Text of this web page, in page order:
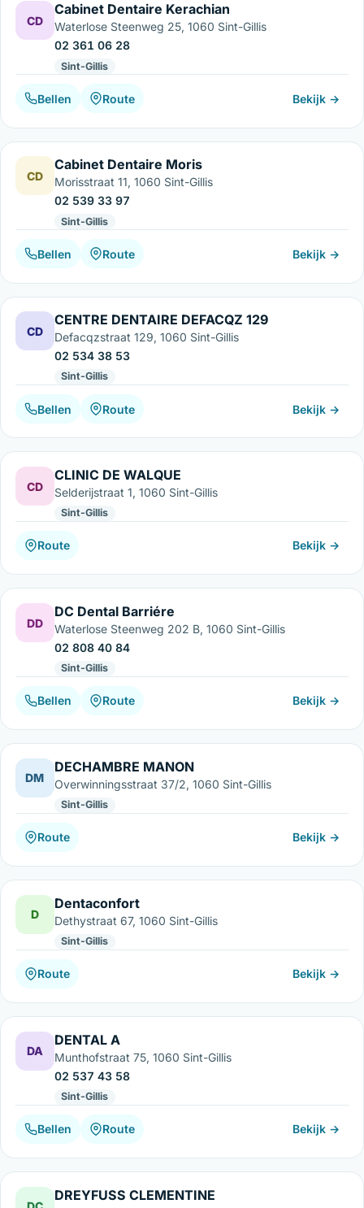
CD
Cabinet Dentaire Kerachian
Waterlose Steenweg 25, 1060 Sint-Gillis
02 361 06 28
Sint-Gillis
Bellen Route Bekijk →
CD
Cabinet Dentaire Moris
Morisstraat 11, 1060 Sint-Gillis
02 539 33 97
Sint-Gillis
Bellen Route Bekijk →
CD
CENTRE DENTAIRE DEFACQZ 129
Defacqzstraat 129, 1060 Sint-Gillis
02 534 38 53
Sint-Gillis
Bellen Route Bekijk →
CD
CLINIC DE WALQUE
Selderijstraat 1, 1060 Sint-Gillis
Sint-Gillis
Route Bekijk →
DD
DC Dental Barriére
Waterlose Steenweg 202 B, 1060 Sint-Gillis
02 808 40 84
Sint-Gillis
Bellen Route Bekijk →
DM
DECHAMBRE MANON
Overwinningsstraat 37/2, 1060 Sint-Gillis
Sint-Gillis
Route Bekijk →
D
Dentaconfort
Dethystraat 67, 1060 Sint-Gillis
Sint-Gillis
Route Bekijk →
DA
DENTAL A
Munthofstraat 75, 1060 Sint-Gillis
02 537 43 58
Sint-Gillis
Bellen Route Bekijk →
DREYFUSS CLEMENTINE